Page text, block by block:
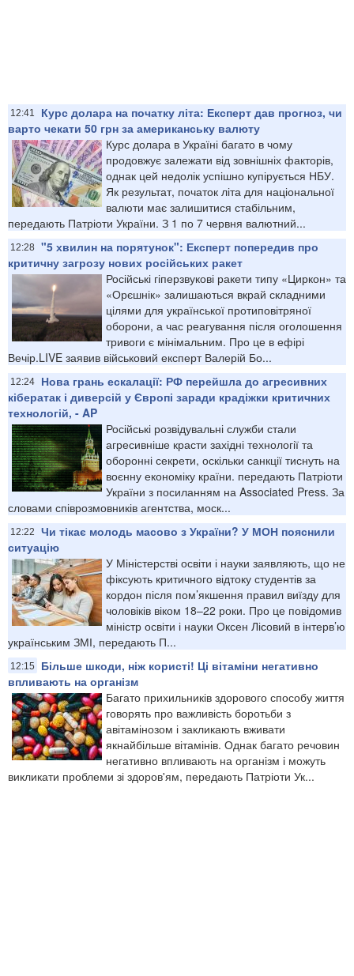
12:41
Курс долара на початку літа: Експерт дав прогноз, чи
варто чекати 50 грн за американську валюту
Курс долара в Україні багато в чому
продовжує залежати від зовнішніх факторів,
однак цей недолік успішно купірується НБУ.
Як результат, початок літа для національної
валюти має залишитися стабільним,
передають Патріоти України. З 1 по 7 червня валютний...
12:28 "5 хвилин на порятунок": Експерт попередив про
критичну загрозу нових російських ракет
Російські гіперзвукові ракети типу «Циркон» та
«Орєшнік» залишаються вкрай складними
цілями для української протиповітряної
оборони, а час реагування після оголошення
тривоги є мінімальним. Про це в ефірі
Вечір.LIVE заявив військовий експерт Валерій Бо...
12:24
Нова грань ескалації: РФ перейшла до агресивних
кібератак і диверсій у Європі заради крадіжки критичних
технологій, - AP
Російські розвідувальні служби стали
агресивніше красти західні технології та
оборонні секрети, оскільки санкції тиснуть на
воєнну економіку країни. передають Патріоти
України з посиланням на Associated Press. За
словами співрозмовників агентства, моск...
12:22
Чи тікає молодь масово з України? У МОН пояснили
ситуацію
У Міністерстві освіти і науки заявляють, що не
фіксують критичного відтоку студентів за
кордон після пом’якшення правил виїзду для
чоловіків віком 18–22 роки. Про це повідомив
міністр освіти і науки Оксен Лісовий в інтерв’ю
українським ЗМІ, передають П...
12:15
Більше шкоди, ніж користі! Ці вітаміни негативно
впливають на організм
Багато прихильників здорового способу життя
говорять про важливість боротьби з
авітамінозом і закликають вживати
якнайбільше вітамінів. Однак багато речовин
негативно впливають на організм і можуть
викликати проблеми зі здоров'ям, передають Патріоти Ук...